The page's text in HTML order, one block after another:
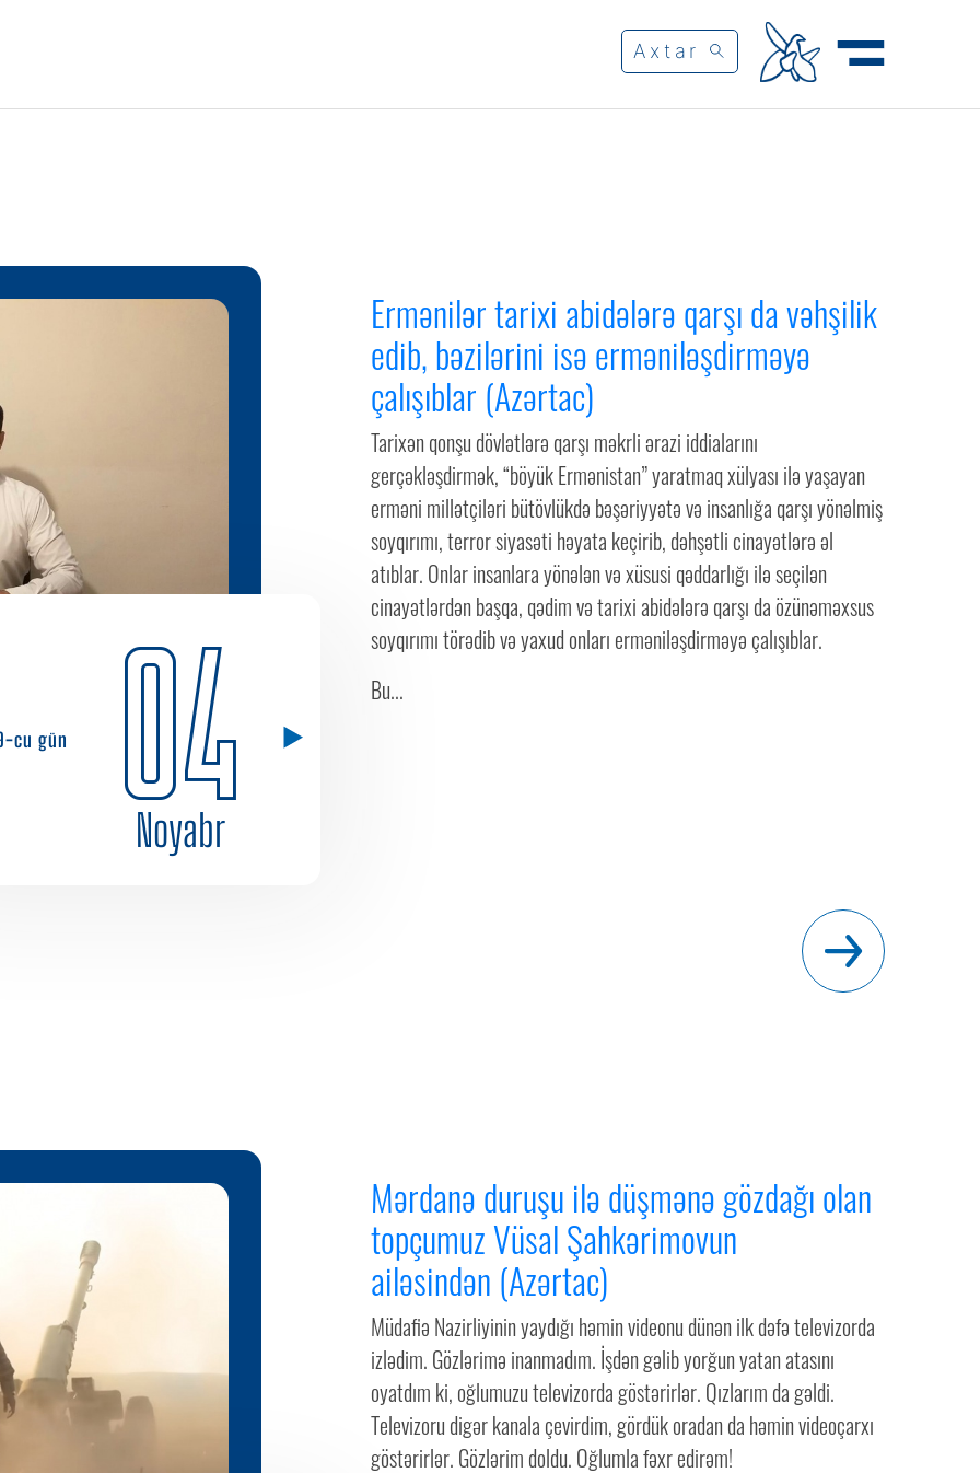
cu gün 04
Noyabr
Ermənilər tarixi abidələrə qarşı da vəhşilik
edib, bəzilərini isə erməniləşdirməyə
çalışıblar (Azərtac)
Tarixən qonşu dövlətlərə qarşı məkrli ərazi iddialarını
gerçəkləşdirmək, “böyük Ermənistan” yaratmaq xülyası ilə yaşayan
erməni millətçiləri bütövlükdə bəşəriyyətə və insanlığa qarşı yönəlmiş
soyqırımı, terror siyasəti həyata keçirib, dəhşətli cinayətlərə əl
atıblar. Onlar insanlara yönələn və xüsusi qəddarlığı ilə seçilən
cinayətlərdən başqa, qədim və tarixi abidələrə qarşı da özünəməxsus
soyqırımı törədib və yaxud onları erməniləşdirməyə çalışıblar.
Bu...
Mərdanə duruşu ilə düşmənə gözdağı olan
topçumuz Vüsal Şahkərimovun
ailəsindən (Azərtac)
Müdafiə Nazirliyinin yaydığı həmin videonu dünən ilk dəfə televizorda
izlədim. Gözlərimə inanmadım. İşdən gəlib yorğun yatan atasını
oyatdım ki, oğlumuzu televizorda göstərirlər. Qızlarım da gəldi.
Televizoru digər kanala çevirdim, gördük oradan da həmin videoçarxı
göstərirlər. Gözlərim doldu. Oğlumla fəxr edirəm!